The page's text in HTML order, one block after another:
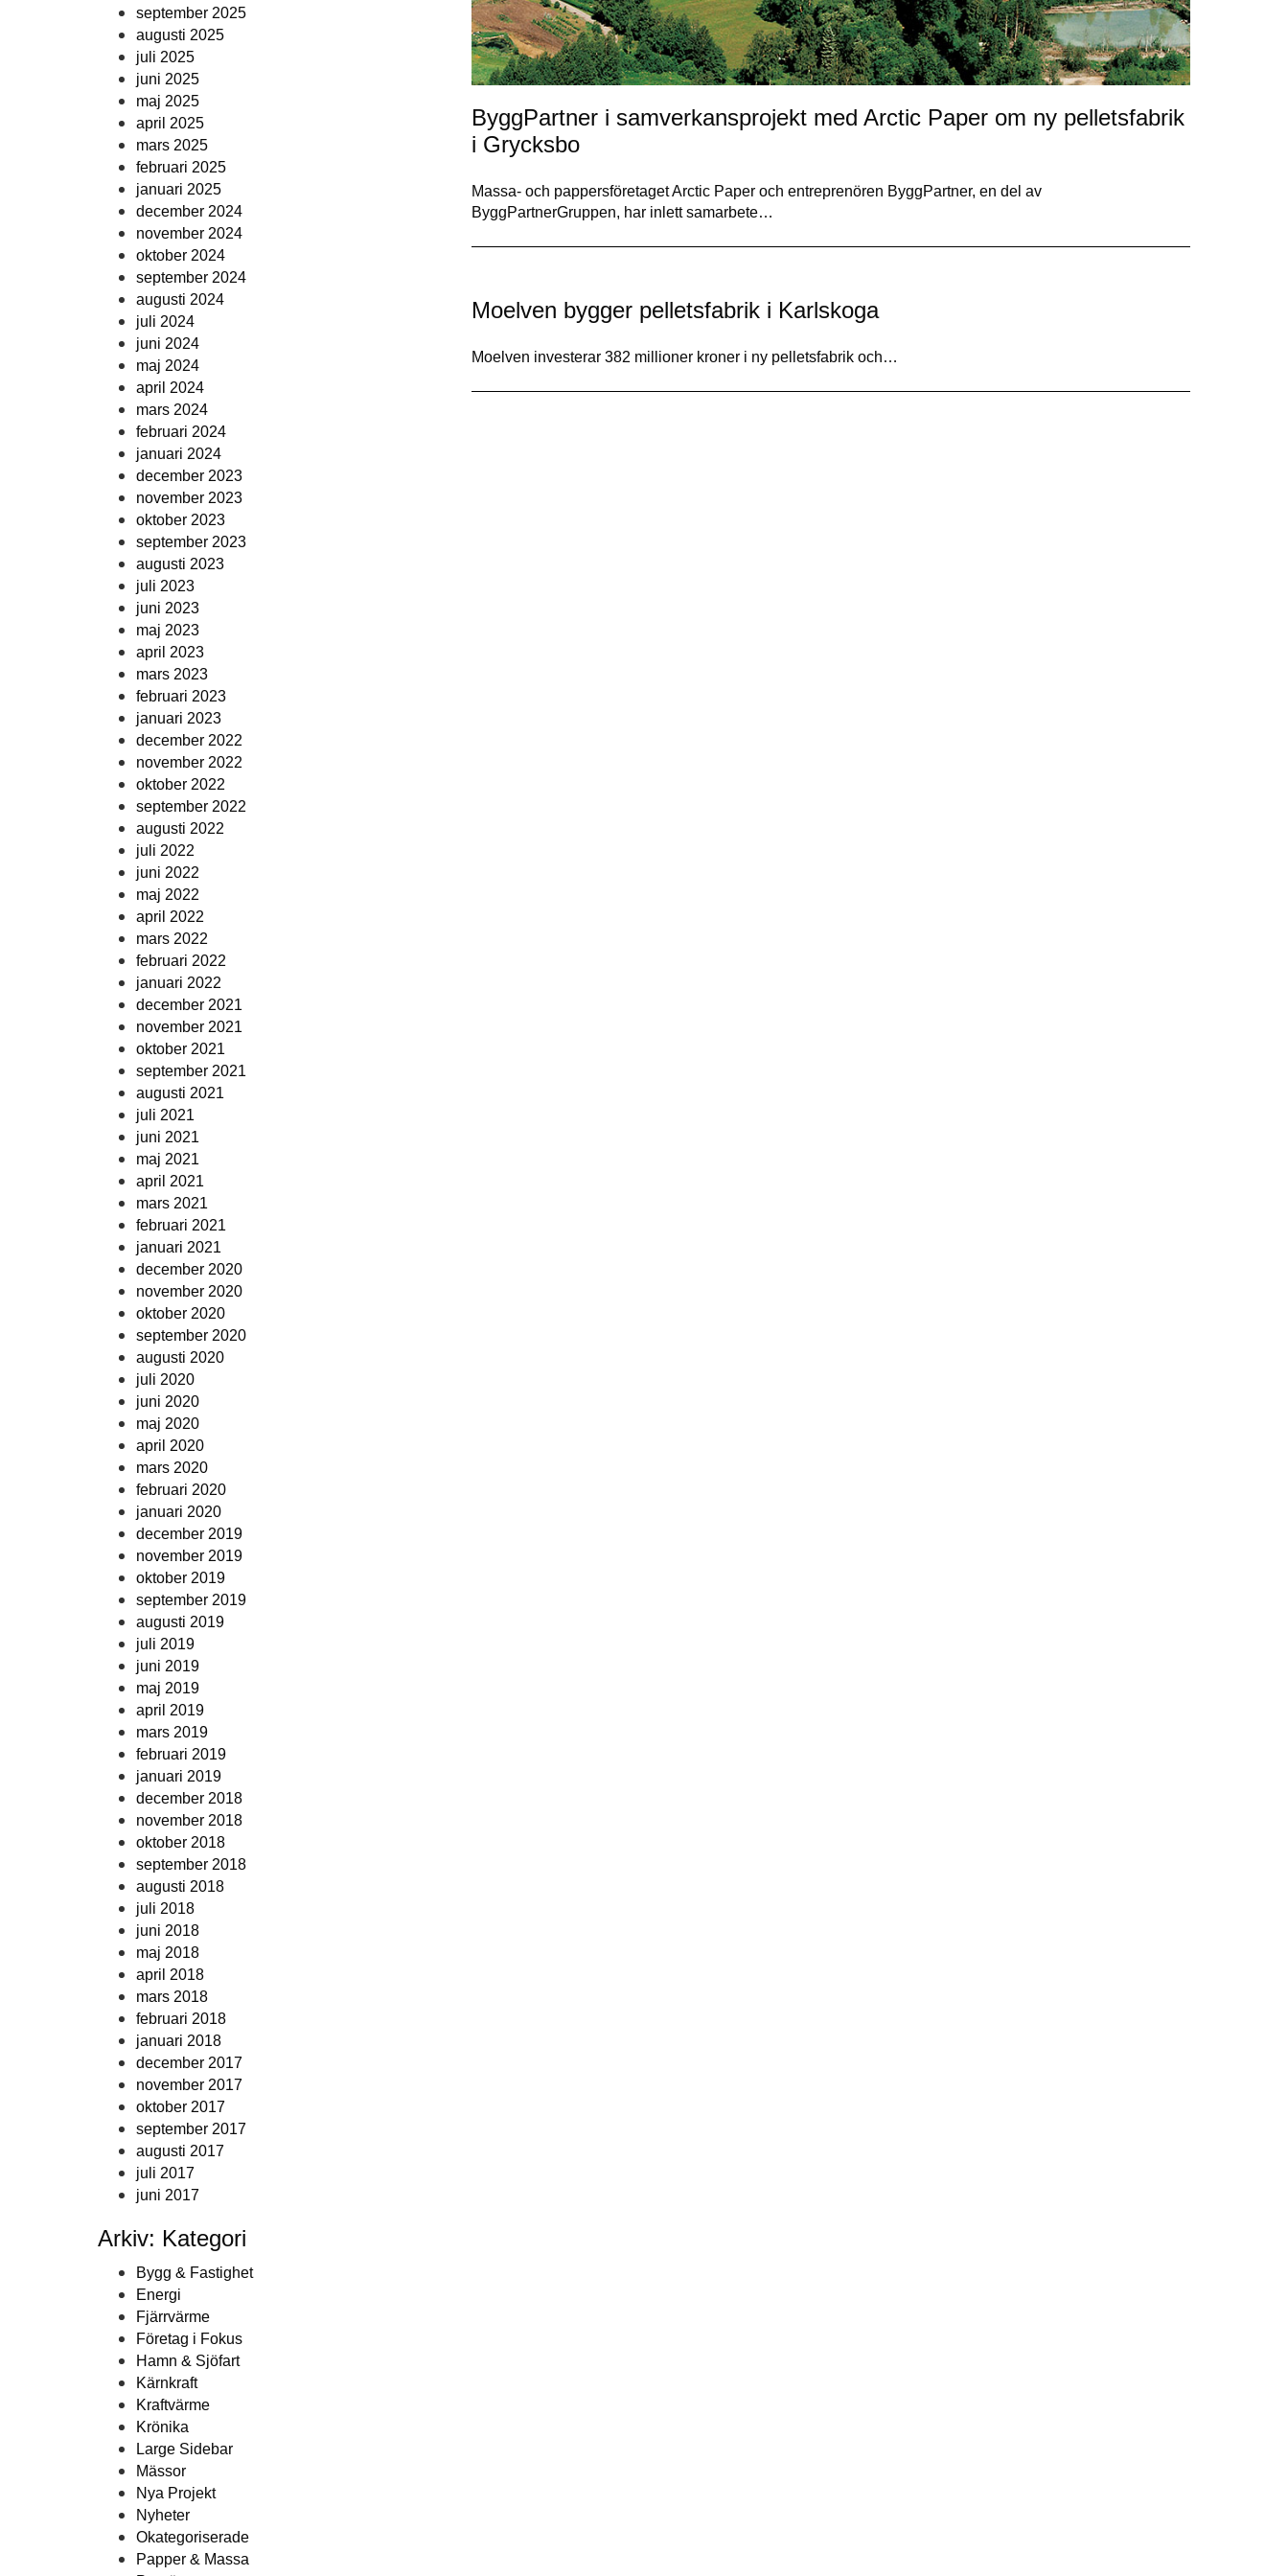
september 2025
augusti 2025
juli 2025
juni 2025
maj 2025
april 2025
mars 2025
februari 2025
januari 2025
december 2024
november 2024
oktober 2024
september 2024
augusti 2024
juli 2024
juni 2024
maj 2024
april 2024
mars 2024
februari 2024
januari 2024
december 2023
november 2023
oktober 2023
september 2023
augusti 2023
juli 2023
juni 2023
maj 2023
april 2023
mars 2023
februari 2023
januari 2023
december 2022
november 2022
oktober 2022
september 2022
augusti 2022
juli 2022
juni 2022
maj 2022
april 2022
mars 2022
februari 2022
januari 2022
december 2021
november 2021
oktober 2021
september 2021
augusti 2021
juli 2021
juni 2021
maj 2021
april 2021
mars 2021
februari 2021
januari 2021
december 2020
november 2020
oktober 2020
september 2020
augusti 2020
juli 2020
juni 2020
maj 2020
april 2020
mars 2020
februari 2020
januari 2020
december 2019
november 2019
oktober 2019
september 2019
augusti 2019
juli 2019
juni 2019
maj 2019
april 2019
mars 2019
februari 2019
januari 2019
december 2018
november 2018
oktober 2018
september 2018
augusti 2018
juli 2018
juni 2018
maj 2018
april 2018
mars 2018
februari 2018
januari 2018
december 2017
november 2017
oktober 2017
september 2017
augusti 2017
juli 2017
juni 2017
Arkiv: Kategori
Bygg & Fastighet
Energi
Fjärrvärme
Företag i Fokus
Hamn & Sjöfart
Kärnkraft
Kraftvärme
Krönika
Large Sidebar
Mässor
Nya Projekt
Nyheter
Okategoriserade
Papper & Massa
ByggPartner i samverkansprojekt med Arctic Paper om ny pelletsfabrik
i Grycksbo
Massa- och pappersföretaget Arctic Paper och entreprenören ByggPartner, en del av
ByggPartnerGruppen, har inlett samarbete…
Moelven bygger pelletsfabrik i Karlskoga
Moelven investerar 382 millioner kroner i ny pelletsfabrik och…